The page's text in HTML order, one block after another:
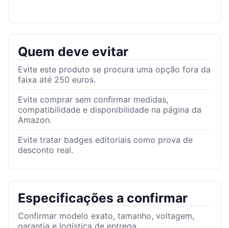
Quem deve evitar
Evite este produto se procura uma opção fora da
faixa até 250 euros.
Evite comprar sem confirmar medidas,
compatibilidade e disponibilidade na página da
Amazon.
Evite tratar badges editoriais como prova de
desconto real.
Especificações a confirmar
Confirmar modelo exato, tamanho, voltagem,
garantia e logística de entrega.